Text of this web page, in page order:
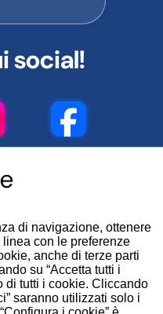
di navigazione, ottenere
con le preferenze
anche di terze parti
su “Accetta tutti i
di tutti i cookie. Cliccando
saranno utilizzati solo i
social!